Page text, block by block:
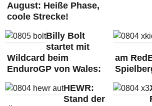
August: Heiße Phase,
coole Strecke!
Billy Bolt
startet mit
Wildcard beim
EnduroGP von Wales:
am
HEWR:
Stand der